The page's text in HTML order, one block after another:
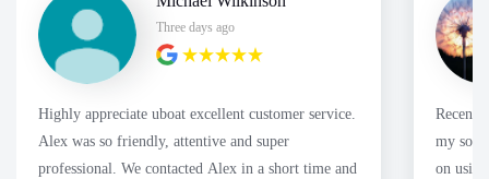
Three days ago
Highly appreciate uboat excellent customer service.
Alex was so friendly, attentive and super
professional. We contacted Alex in a short time and
my
on